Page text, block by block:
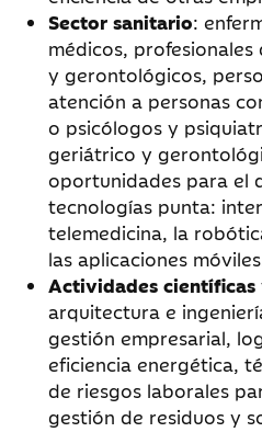
Sector sanitario:
médicos,
y gerontológicos,
atención a personas
o psicólogos y
geriátrico y
oportunidades para el
tecnologías punta:
telemedicina, la
las aplicaciones
Actividades científicas
arquitectura e
gestión empresarial,
eficiencia energética,
de riesgos laborales
gestión de residuos y